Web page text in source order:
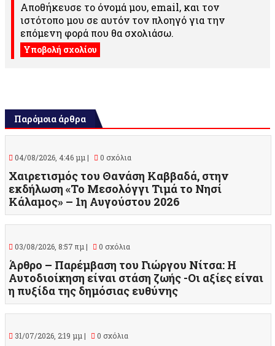
Αποθήκευσε το όνομά μου, email, και τον
ιστότοπο μου σε αυτόν τον πλοηγό για την
επόμενη φορά που θα σχολιάσω.
Παρόμοια άρθρα
04/08/2026, 4:46 μμ | 0 σχόλια
Χαιρετισμός του Θανάση Καββαδά, στην
εκδήλωση «Το Μεσολόγγι Τιμά το Νησί
Κάλαμος» – 1η Αυγούστου 2026
03/08/2026, 8:57 πμ | 0 σχόλια
Άρθρο – Παρέμβαση του Γιώργου Νίτσα: Η
Αυτοδιοίκηση είναι στάση ζωής -Οι αξίες είναι
η πυξίδα της δημόσιας ευθύνης
31/07/2026, 2:19 μμ | 0 σχόλια